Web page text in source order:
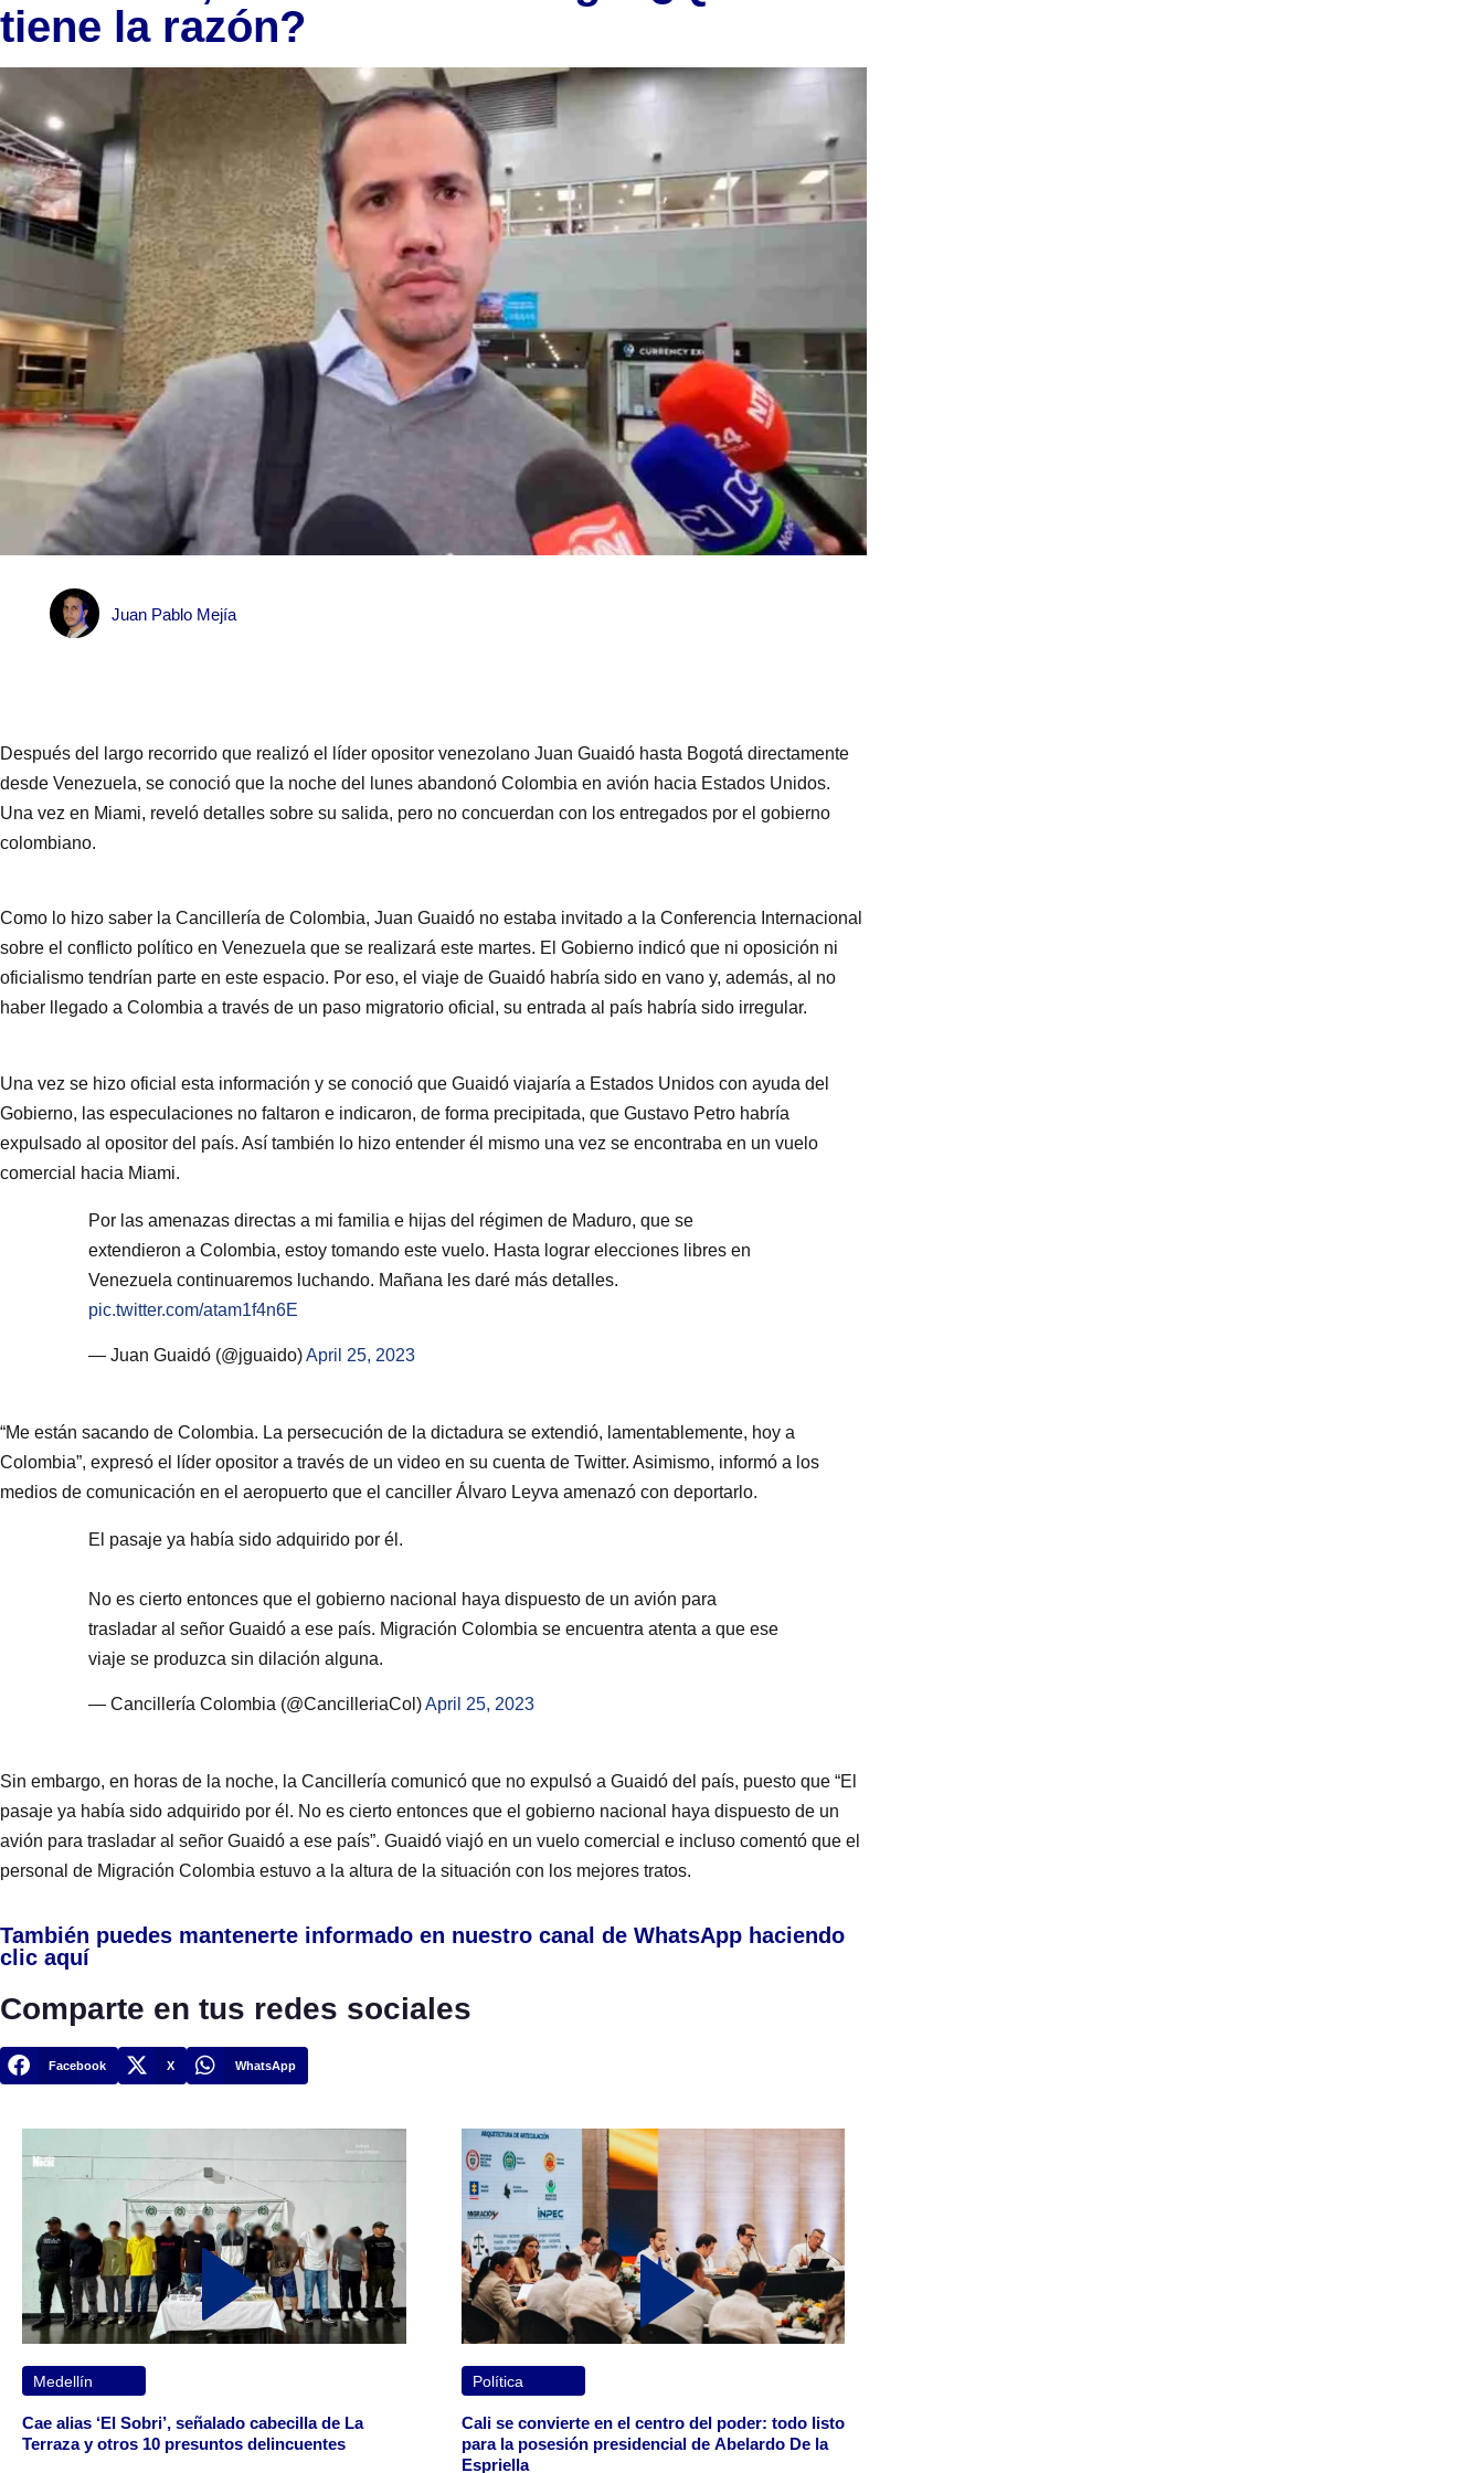
tiene la razón?
Juan Pablo Mejía
Después del largo recorrido que realizó el líder opositor venezolano Juan Guaidó hasta Bogotá directamente
desde Venezuela, se conoció que la noche del lunes abandonó Colombia en avión hacia Estados Unidos.
Una vez en Miami, reveló detalles sobre su salida, pero no concuerdan con los entregados por el gobierno
colombiano.
Como lo hizo saber la Cancillería de Colombia, Juan Guaidó no estaba invitado a la Conferencia Internacional
sobre el conflicto político en Venezuela que se realizará este martes. El Gobierno indicó que ni oposición ni
oficialismo tendrían parte en este espacio. Por eso, el viaje de Guaidó habría sido en vano y, además, al no
haber llegado a Colombia a través de un paso migratorio oficial, su entrada al país habría sido irregular.
Una vez se hizo oficial esta información y se conoció que Guaidó viajaría a Estados Unidos con ayuda del
Gobierno, las especulaciones no faltaron e indicaron, de forma precipitada, que Gustavo Petro habría
expulsado al opositor del país. Así también lo hizo entender él mismo una vez se encontraba en un vuelo
comercial hacia Miami.
Por las amenazas directas a mi familia e hijas del régimen de Maduro, que se
extendieron a Colombia, estoy tomando este vuelo. Hasta lograr elecciones libres en
Venezuela continuaremos luchando. Mañana les daré más detalles.
pic.twitter.com/atam1f4n6E
— Juan Guaidó (@jguaido)April 25, 2023
“Me están sacando de Colombia. La persecución de la dictadura se extendió, lamentablemente, hoy a
Colombia”, expresó el líder opositor a través de un video en su cuenta de Twitter. Asimismo, informó a los
medios de comunicación en el aeropuerto que el canciller Álvaro Leyva amenazó con deportarlo.
El pasaje ya había sido adquirido por él.
No es cierto entonces que el gobierno nacional haya dispuesto de un avión para
trasladar al señor Guaidó a ese país. Migración Colombia se encuentra atenta a que ese
viaje se produzca sin dilación alguna.
— Cancillería Colombia (@CancilleriaCol)April 25, 2023
Sin embargo, en horas de la noche, la Cancillería comunicó que no expulsó a Guaidó del país, puesto que “El
pasaje ya había sido adquirido por él. No es cierto entonces que el gobierno nacional haya dispuesto de un
avión para trasladar al señor Guaidó a ese país”. Guaidó viajó en un vuelo comercial e incluso comentó que el
personal de Migración Colombia estuvo a la altura de la situación con los mejores tratos.
También puedes mantenerte informado en nuestro canal de WhatsApp haciendo
clic aquí
Comparte en tus redes sociales
Facebook X WhatsApp
Medellín
Cae alias ‘El Sobri’, señalado cabecilla de La
Terraza y otros 10 presuntos delincuentes
Política
Cali se convierte en el centro del poder: todo listo
para la posesión presidencial de Abelardo De la
Espriella